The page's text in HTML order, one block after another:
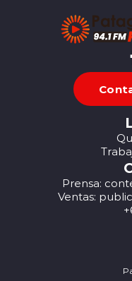
Prensa:
Ventas: